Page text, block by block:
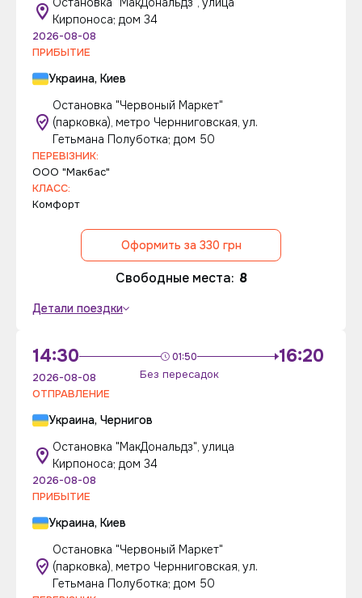
Кирпоноса; дом 34
2026-08-08
ПРИБЫТИЕ
Украина, Киев
Остановка "Червоный Маркет"
(парковка), метро Чернниговская, ул.
Гетьмана Полуботка; дом 50
ПЕРЕВІЗНИК:
ООО "Макбас"
КЛАСС:
Комфорт
Оформить за 330 грн
Свободные места: 8
Детали поездки
14:30 01:50
Без пересадок
16:20
2026-08-08
ОТПРАВЛЕНИЕ
Украина, Чернигов
Остановка "МакДональдз", улица
Кирпоноса; дом 34
2026-08-08
ПРИБЫТИЕ
Украина, Киев
Остановка "Червоный Маркет"
(парковка), метро Чернниговская, ул.
Гетьмана Полуботка; дом 50